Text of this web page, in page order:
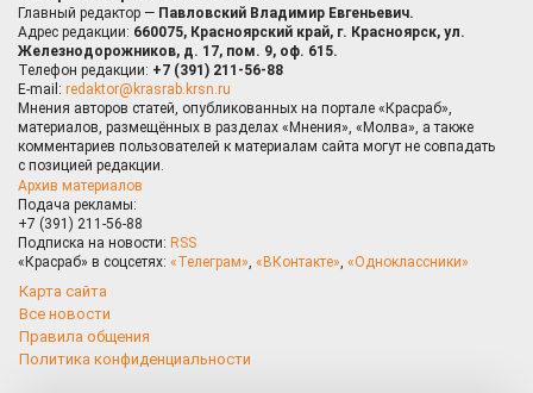
Главный редактор — Павловский Владимир Евгеньевич.
Адрес редакции: 660075, Красноярский край, г. Красноярск, ул.
Железнодорожников, д. 17, пом. 9, оф. 615.
Телефон редакции: +7 (391) 211-56-88
E-mail: redaktor@krasrab.krsn.ru
Мнения авторов статей, опубликованных на портале «Красраб»,
материалов, размещённых в разделах «Мнения», «Молва», а также
комментариев пользователей к материалам сайта могут не совпадать
с позицией редакции.
Архив материалов
Подача рекламы:
+7 (391) 211-56-88
Подписка на новости: RSS
«Красраб» в соцсетях: «Телеграм», «ВКонтакте», «Одноклассники»
Карта сайта
Все новости
Правила общения
Политика конфиденциальности